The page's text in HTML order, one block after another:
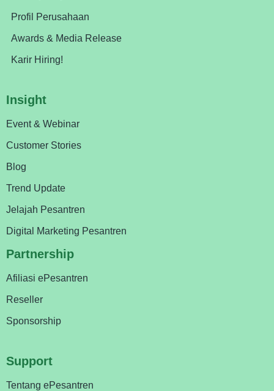
Profil Perusahaan
Awards & Media Release
Karir Hiring!
Insight
Event & Webinar
Customer Stories
Blog
Trend Update
Jelajah Pesantren
Digital Marketing Pesantren
Partnership
Afiliasi ePesantren
Reseller
Sponsorship
Support
Tentang ePesantren